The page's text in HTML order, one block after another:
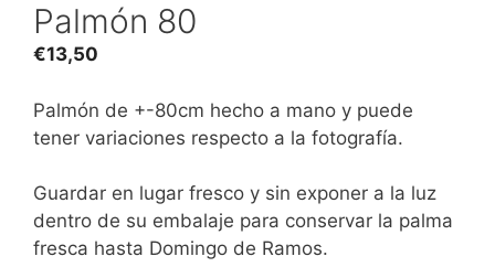
Palmón 80
€13,50
Palmón de +-80cm hecho a mano y puede
tener variaciones respecto a la fotografía.
Guardar en lugar fresco y sin exponer a la luz
dentro de su embalaje para conservar la palma
fresca hasta Domingo de Ramos.